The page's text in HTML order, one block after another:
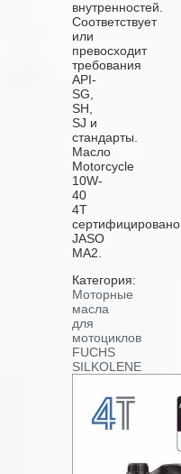
внутренностей.
Соответствует
или
превосходит
требования
API-
SG,
SH,
SJ и
стандарты.
Масло
Motorcycle
10W-
40
4T
сертифицировано
JASO
MA2.
Категория:
Моторные
масла
для
мотоциклов
FUCHS
SILKOLENE